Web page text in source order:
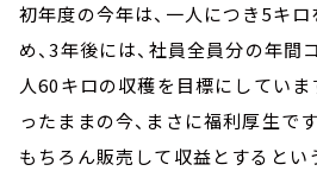
初年度の今年は、一人につき5キ
め、3年後には、社員全員分の年間
人60キロの収穫を目標にしていま
ったままの今、まさに福利厚生です
もちろん販売して収益とするとい